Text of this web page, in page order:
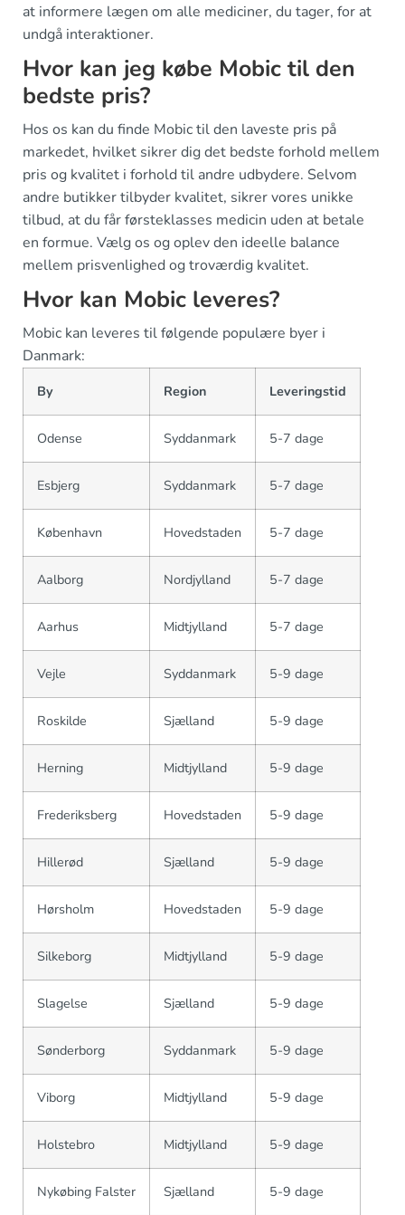
at informere lægen om alle mediciner, du tager, for at
undgå interaktioner.
Hvor kan jeg købe Mobic til den
bedste pris?
Hos os kan du finde Mobic til den laveste pris på
markedet, hvilket sikrer dig det bedste forhold mellem
pris og kvalitet i forhold til andre udbydere. Selvom
andre butikker tilbyder kvalitet, sikrer vores unikke
tilbud, at du får førsteklasses medicin uden at betale
en formue. Vælg os og oplev den ideelle balance
mellem prisvenlighed og troværdig kvalitet.
Hvor kan Mobic leveres?
Mobic kan leveres til følgende populære byer i
Danmark:
By Region Leveringstid
Odense Syddanmark 5-7 dage
Esbjerg Syddanmark 5-7 dage
København Hovedstaden 5-7 dage
Aalborg Nordjylland 5-7 dage
Aarhus Midtjylland 5-7 dage
Vejle Syddanmark 5-9 dage
Roskilde Sjælland 5-9 dage
Herning Midtjylland 5-9 dage
Frederiksberg Hovedstaden 5-9 dage
Hillerød Sjælland 5-9 dage
Hørsholm Hovedstaden 5-9 dage
Silkeborg Midtjylland 5-9 dage
Slagelse Sjælland 5-9 dage
Sønderborg Syddanmark 5-9 dage
Viborg Midtjylland 5-9 dage
Holstebro Midtjylland 5-9 dage
Nykøbing Falster Sjælland 5-9 dage